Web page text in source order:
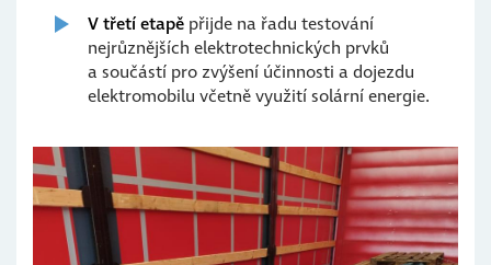
V třetí etapě přijde na řadu testování
nejrůznějších elektrotechnických prvků
a součástí pro zvýšení účinnosti a dojezdu
elektromobilu včetně využití solární energie.